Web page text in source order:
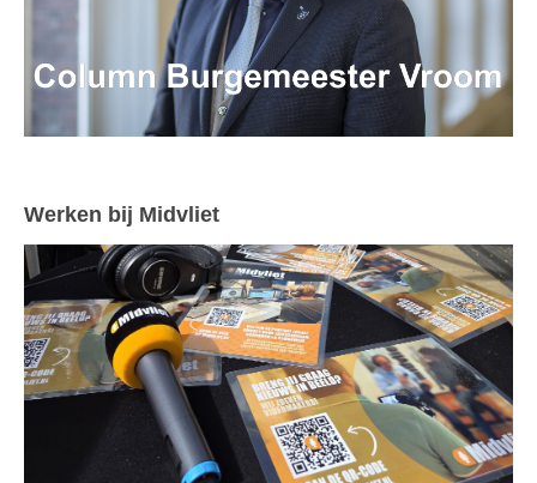
Werken bij Midvliet